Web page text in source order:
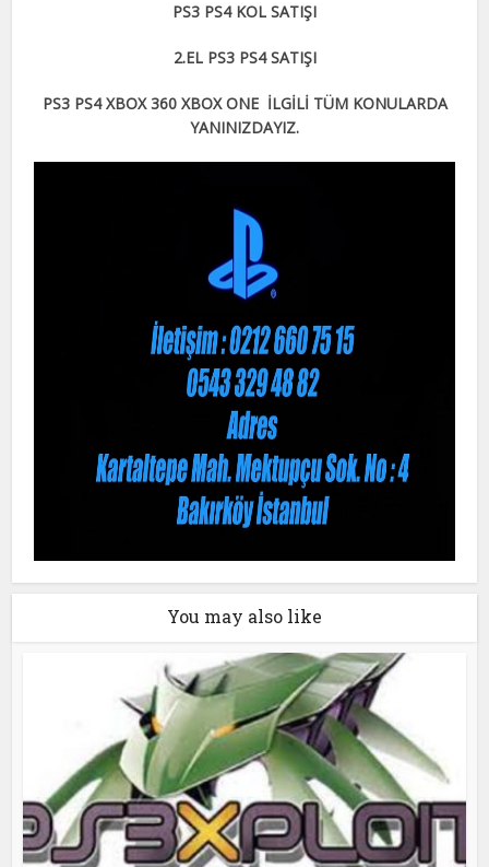
PS3 PS4 KOL SATIŞI
2.EL PS3 PS4 SATIŞI
PS3 PS4 XBOX 360 XBOX ONE İLGİLİ TÜM KONULARDA
YANINIZDAYIZ.
You may also like